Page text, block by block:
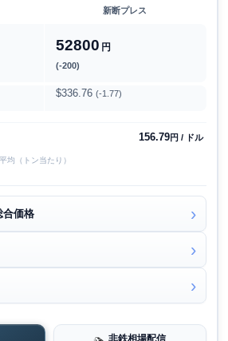
新断プレス
52800 円
(-200)
$336.76 (-1.77)
156.79円 / ドル
均（トン当たり）
合価格
非鉄相場配信